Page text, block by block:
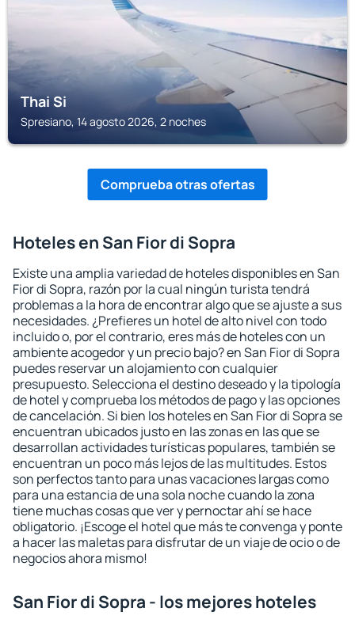
Thai Si
Spresiano, 14 agosto 2026, 2 noches
Comprueba otras ofertas
Hoteles en San Fior di Sopra
Existe una amplia variedad de hoteles disponibles en San
Fior di Sopra, razón por la cual ningún turista tendrá
problemas a la hora de encontrar algo que se ajuste a sus
necesidades. ¿Prefieres un hotel de alto nivel con todo
incluido o, por el contrario, eres más de hoteles con un
ambiente acogedor y un precio bajo? en San Fior di Sopra
puedes reservar un alojamiento con cualquier
presupuesto. Selecciona el destino deseado y la tipología
de hotel y comprueba los métodos de pago y las opciones
de cancelación. Si bien los hoteles en San Fior di Sopra se
encuentran ubicados justo en las zonas en las que se
desarrollan actividades turísticas populares, también se
encuentran un poco más lejos de las multitudes. Estos
son perfectos tanto para unas vacaciones largas como
para una estancia de una sola noche cuando la zona
tiene muchas cosas que ver y pernoctar ahí se hace
obligatorio. ¡Escoge el hotel que más te convenga y ponte
a hacer las maletas para disfrutar de un viaje de ocio o de
negocios ahora mismo!
San Fior di Sopra - los mejores hoteles